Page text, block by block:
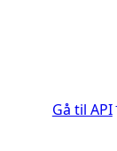
Gå til API